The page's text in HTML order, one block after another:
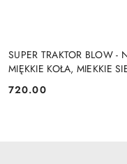
SUPER TRAKTOR BLOW -
MIĘKKIE KOŁA, MIEKKIE
Cena:
720.00